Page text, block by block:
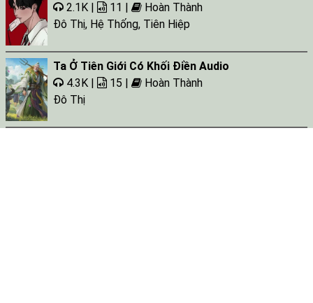
2.1K |
11 |
Hoàn Thành
Đô Thị, Hệ Thống, Tiên Hiệp
Ta Ở Tiên Giới Có Khối Điền Audio
4.3K |
15 |
Hoàn Thành
Đô Thị